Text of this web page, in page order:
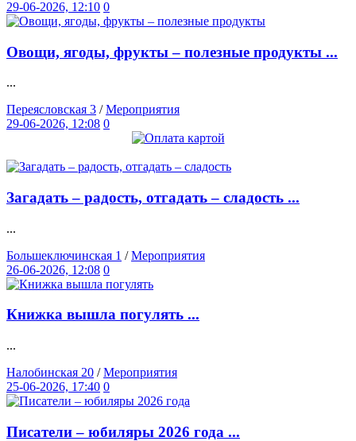
29-06-2026, 12:10 0
Овощи, ягоды, фрукты – полезные продукты ...
...
Переясловская 3 /Мероприятия
29-06-2026, 12:08 0
Загадать – радость, отгадать – сладость ...
...
Большеключинская 1 /Мероприятия
26-06-2026, 12:08 0
Книжка вышла погулять ...
...
Налобинская 20 /Мероприятия
25-06-2026, 17:40 0
Писатели – юбиляры 2026 года ...